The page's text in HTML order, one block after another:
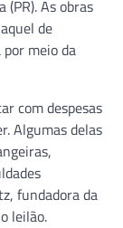
As obras
de
meio da
com despesas
Algumas delas
fundadora da
leilão.